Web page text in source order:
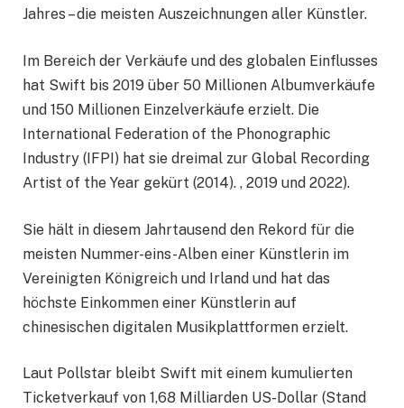
Jahres – die meisten Auszeichnungen aller Künstler.
Im Bereich der Verkäufe und des globalen Einflusses
hat Swift bis 2019 über 50 Millionen Albumverkäufe
und 150 Millionen Einzelverkäufe erzielt. Die
International Federation of the Phonographic
Industry (IFPI) hat sie dreimal zur Global Recording
Artist of the Year gekürt (2014). , 2019 und 2022).
Sie hält in diesem Jahrtausend den Rekord für die
meisten Nummer-eins-Alben einer Künstlerin im
Vereinigten Königreich und Irland und hat das
höchste Einkommen einer Künstlerin auf
chinesischen digitalen Musikplattformen erzielt.
Laut Pollstar bleibt Swift mit einem kumulierten
Ticketverkauf von 1,68 Milliarden US-Dollar (Stand